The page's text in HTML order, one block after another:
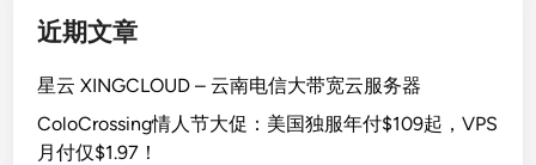
近期文章
星云 XINGCLOUD – 云南电信大带宽云服务器
ColoCrossing情人节大促：美国独服年付$109起，VPS
月付仅$1.97！